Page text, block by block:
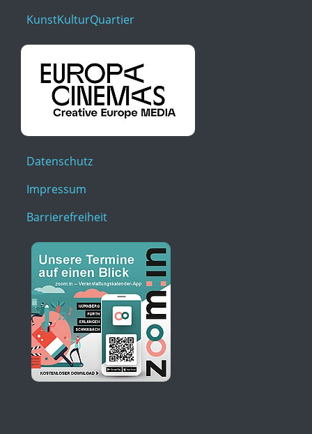
KunstKulturQuartier
Datenschutz
Impressum
Barrierefreiheit